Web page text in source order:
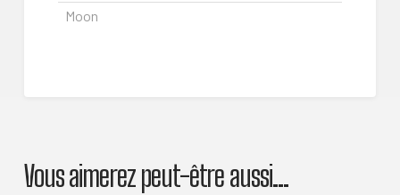
Moon
Vous aimerez peut-être aussi…